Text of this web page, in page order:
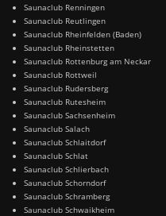
Saunaclub Renningen
Saunaclub Reutlingen
Saunaclub Rheinfelden (Baden)
Saunaclub Rheinstetten
Saunaclub Rottenburg am Neckar
Saunaclub Rottweil
Saunaclub Rudersberg
Saunaclub Rutesheim
Saunaclub Sachsenheim
Saunaclub Salach
Saunaclub Schlaitdorf
Saunaclub Schlat
Saunaclub Schlierbach
Saunaclub Schorndorf
Saunaclub Schramberg
Saunaclub Schwaikheim